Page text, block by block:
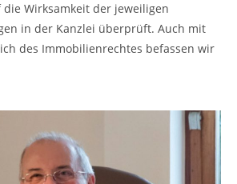
Wirksamkeit der jeweiligen
in der Kanzlei überprüft. Auch mit
des Immobilienrechtes befassen wir